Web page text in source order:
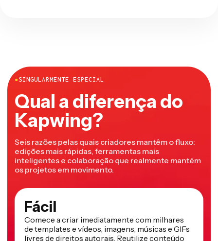
●SINGULARMENTE ESPECIAL
Qual a diferença do
Kapwing?
Seis razões pelas quais criadores mantêm o fluxo:
edições mais rápidas, ferramentas mais
inteligentes e colaboração que realmente mantém
os projetos em movimento.
Fácil
Comece a criar imediatamente com milhares
de templates e vídeos, imagens, músicas e GIFs
livres de direitos autorais. Reutilize conteúdo